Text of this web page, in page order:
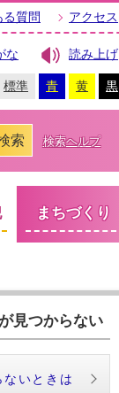
る質問 アクセス
な 読み上げ
標準 青 黄 黒
索 検索ヘルプ
まちづくり
見つからない
いときは